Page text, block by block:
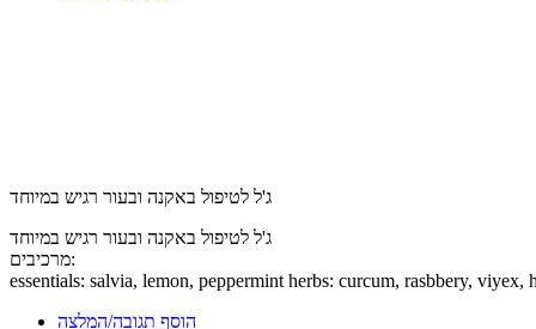
ג'ל לטיפול באקנה ובעור רגיש במיוחד
ג'ל לטיפול באקנה ובעור רגיש במיוחד
מרכיבים:
essentials: salvia, lemon, peppermint herbs: curcum, rasbbery, viyex,
הוסף תגובה/המלצה